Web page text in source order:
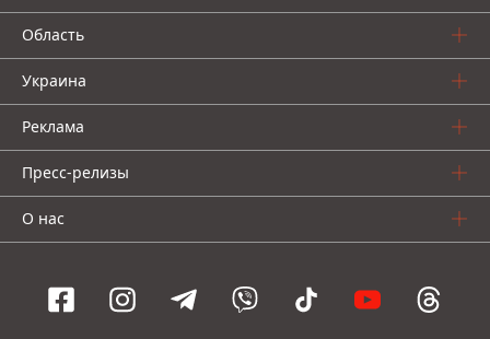
Область
Украина
Реклама
Пресс-релизы
О нас